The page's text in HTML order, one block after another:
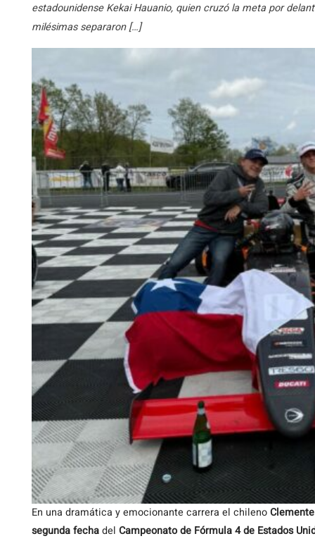
estadounidense Kekai Hauanio, quien cruzó la meta por
milésimas separaron […]
En una dramática y emocionante carrera el chileno
segunda fechadel Campeonato de Fórmula 4 de Estados